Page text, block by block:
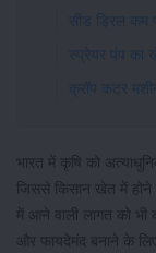
सीड ड्रिल कम
स्प्रेयर पंप का
क्रॉप कटर
भारत में कृषि को
जिससे किसान खेत में
में आने वाली लागत को
और फायदेमंद बनाने के